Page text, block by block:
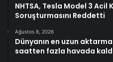
NHTSA, Tesla Model 3 Acil
Soruşturmasını Reddetti
Ağustos 8, 2026
Dünyanın en uzun
saatten fazla havada